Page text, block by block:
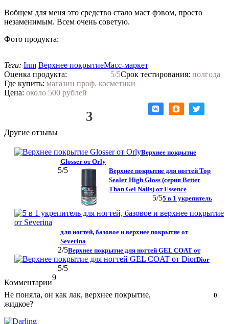
Вобщем для меня это средство стало маст фэвом, просто
незаменимым. Всем очень советую.
Фото продукта:
Теги: Inm Верхнее покрытиеМасс-маркет
Оценка продукта:
5/5Срок тестирования: полгода
Где купить: магазин проф. косметики
Цена: около 500 рублей
3
Другие отзывы
Верхнее покрытие
Glosser от Orly
5/5
Верхнее покрытие для ногтей Top
Sealer High Gloss (серия Better
Than Gel Nails) от Essence
5/55 в 1 укрепитель
для ногтей, базовое и верхнее покрытие от
Severina
2/5Верхнее покрытие для ногтей GEL COAT от
Dior
5/5
Комментарии
9
Нравится!
0
Не поняла, он как лак, верхнее покрытие,
жидкое?